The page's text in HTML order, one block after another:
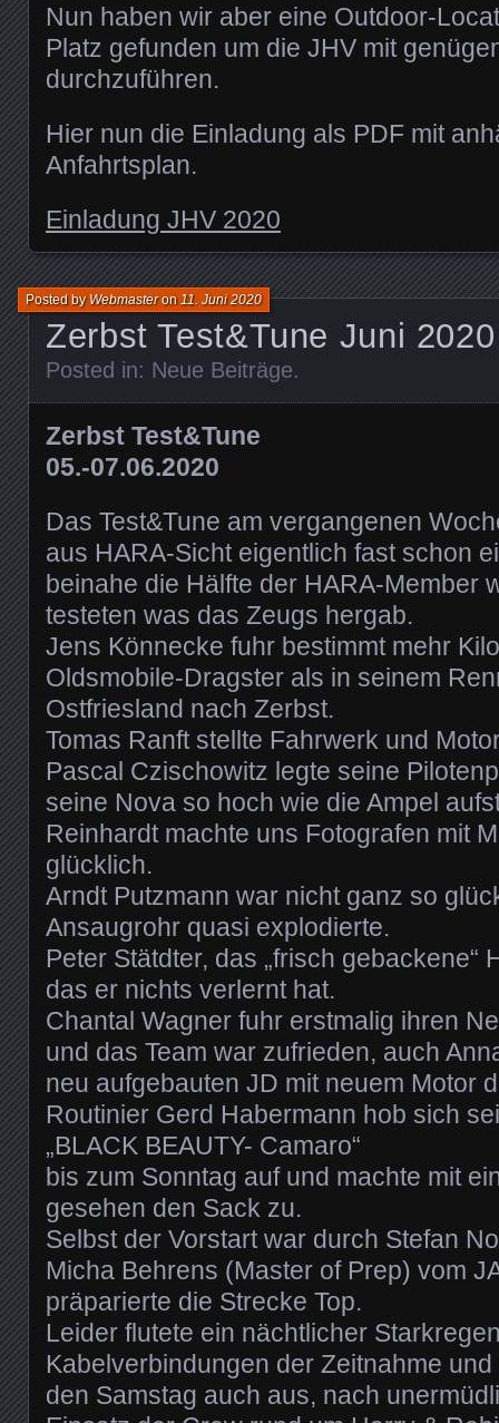
Nun haben wir aber eine Outdoor-
Platz gefunden um die JHV mit
durchzuführen.
Hier nun die Einladung als PDF mit
Anfahrtsplan.
Einladung JHV 2020
Zerbst Test&Tune Juni 2020
Posted byWebmasteron 11. Juni 2020
Posted in: Neue Beiträge.
Zerbst Test&Tune
05.-07.06.2020
Das Test&Tune am vergangenen
aus HARA-Sicht eigentlich fast schon
beinahe die Hälfte der HARA-Member
testeten was das Zeugs hergab.
Jens Könnecke fuhr bestimmt mehr
Oldsmobile-Dragster als in seinem
Ostfriesland nach Zerbst.
Tomas Ranft stellte Fahrwerk und
Pascal Czischowitz legte seine
seine Nova so hoch wie die Ampel
Reinhardt machte uns Fotografen mit
glücklich.
Arndt Putzmann war nicht ganz so
Ansaugrohr quasi explodierte.
Peter Stätdter, das „frisch gebackene“
das er nichts verlernt hat.
Chantal Wagner fuhr erstmalig ihren
und das Team war zufrieden, auch
neu aufgebauten JD mit neuem Motor
Routinier Gerd Habermann hob sich
„BLACK BEAUTY- Camaro“
bis zum Sonntag auf und machte mit
gesehen den Sack zu.
Selbst der Vorstart war durch Stefan
Micha Behrens (Master of Prep) vom
präparierte die Strecke Top.
Leider flutete ein nächtlicher
Kabelverbindungen der Zeitnahme
den Samstag auch aus, nach